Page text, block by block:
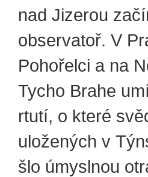
nad Jizerou
observatoř. V
Pohořelci a na
Tycho Brahe
rtutí, o které
uložených v
šlo úmyslnou